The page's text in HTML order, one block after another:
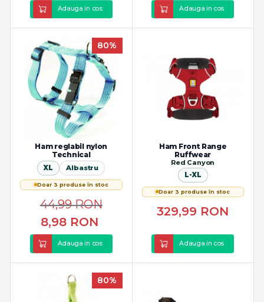
Adauga in cos Adauga in cos
80%
Ham reglabil nylon
Technical
XL Albastru
Doar 3 produse în stoc
8,98 RON
44,99RON
Adauga in cos
Ham Front Range
Ruffwear
Red Canyon
L-XL
Doar 3 produse în stoc
329,99 RON
Adauga in cos
80%